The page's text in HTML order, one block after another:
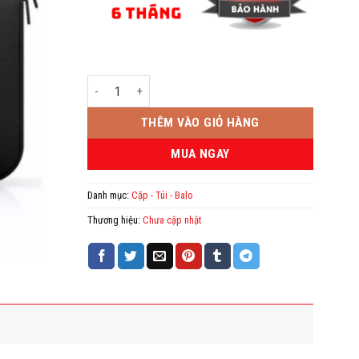
Túi chống sốc vải 14 Hàng không Quai số lượng
THÊM VÀO GIỎ HÀNG
MUA NGAY
Danh mục: Cặp - Túi - Balo
Thương hiệu: Chưa cập nhật